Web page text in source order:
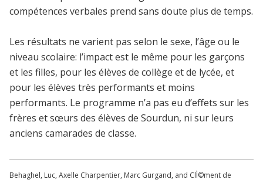
compétences verbales prend sans doute plus de temps.
Les résultats ne varient pas selon le sexe, l’âge ou le
niveau scolaire: l’impact est le même pour les garçons
et les filles, pour les élèves de collège et de lycée, et
pour les élèves très performants et moins
performants. Le programme n’a pas eu d’effets sur les
frères et sœurs des élèves de Sourdun, ni sur leurs
anciens camarades de classe.
Behaghel, Luc, Axelle Charpentier, Marc Gurgand, and ClÌ©ment de